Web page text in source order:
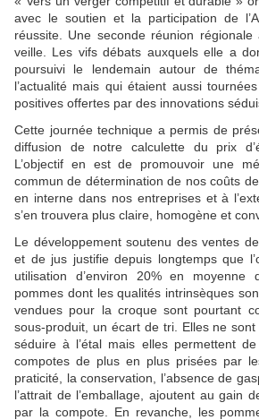
avec le soutien et la participation de
réussite. Une seconde réunion
veille. Les vifs débats auxquels elle a
poursuivi le lendemain autour de
l’actualité mais qui étaient aussi
positives offertes par des innovations
Cette journée technique a permis de
diffusion de notre calculette du prix
L’objectif en est de promouvoir une
commun de détermination de nos coûts
en interne dans nos entreprises et à
s’en trouvera plus claire, homogène et
Le développement soutenu des ventes
et de jus justifie depuis longtemps que
utilisation d’environ 20% en moyenne
pommes dont les qualités intrinsèques
vendues pour la croque sont pourtant
sous-produit, un écart de tri. Elles ne
séduire à l’étal mais elles permettent de
compotes de plus en plus prisées par
praticité, la conservation, l’absence de
l’attrait de l’emballage, ajoutent au gain
par la compote. En revanche, les